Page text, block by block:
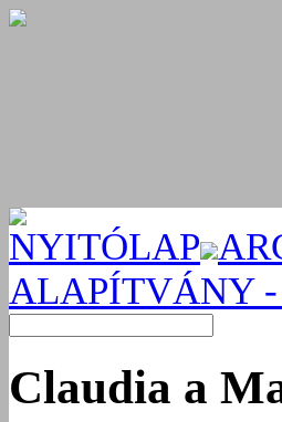
NYITÓLAP
ALAPÍTVÁNY -
Claudia a